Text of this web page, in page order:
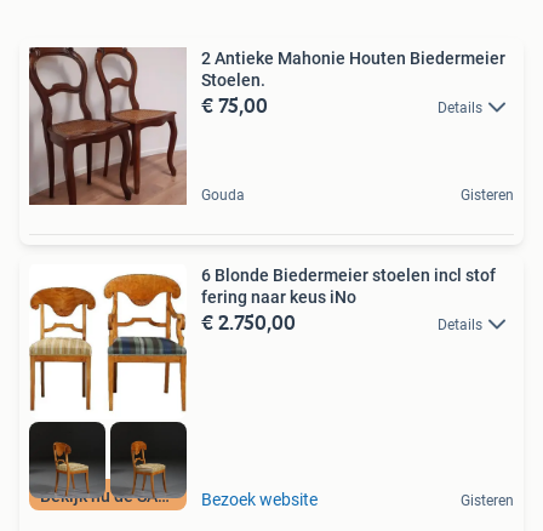
2 Antieke Mahonie Houten Biedermeier
Stoelen.
€ 75,00 Details
Gouda Gisteren
Bekijk nu de SALE
6 Blonde Biedermeier stoelen incl stof
fering naar keus iNo
€ 2.750,00 Details
Bezoek website Gisteren